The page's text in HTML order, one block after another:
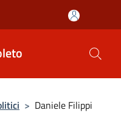
> Daniele Filippi